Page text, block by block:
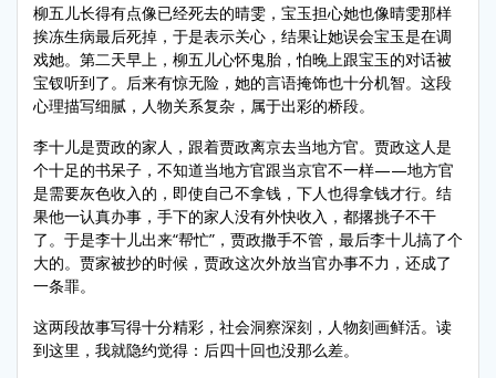
柳五儿长得有点像已经死去的晴雯，宝玉担心她也像晴雯那样
挨冻生病最后死掉，于是表示关心，结果让她误会宝玉是在调
戏她。第二天早上，柳五儿心怀鬼胎，怕晚上跟宝玉的对话被
宝钗听到了。后来有惊无险，她的言语掩饰也十分机智。这段
心理描写细腻，人物关系复杂，属于出彩的桥段。
李十儿是贾政的家人，跟着贾政离京去当地方官。贾政这人是
个十足的书呆子，不知道当地方官跟当京官不一样——地方官
是需要灰色收入的，即使自己不拿钱，下人也得拿钱才行。结
果他一认真办事，手下的家人没有外快收入，都撂挑子不干
了。于是李十儿出来“帮忙”，贾政撒手不管，最后李十儿搞了个
大的。贾家被抄的时候，贾政这次外放当官办事不力，还成了
一条罪。
这两段故事写得十分精彩，社会洞察深刻，人物刻画鲜活。读
到这里，我就隐约觉得：后四十回也没那么差。